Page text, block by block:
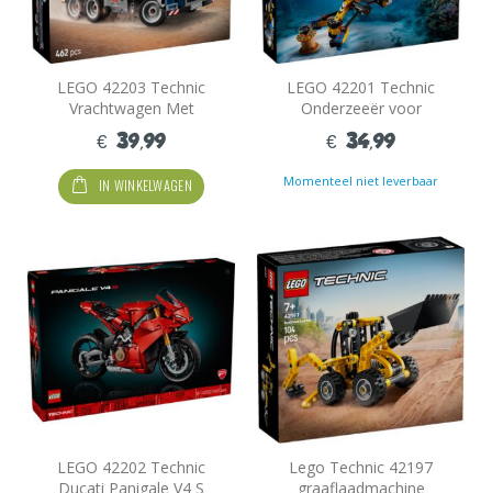
LEGO 42203 Technic
Vrachtwagen Met
Kiepfunctie
€ 39,99
IN WINKELWAGEN
LEGO 42201 Technic
Onderzeeër voor
diepzeeonderzoek
€ 34,99
Momenteel niet leverbaar
LEGO 42202 Technic
Ducati Panigale V4 S
Lego Technic 42197
graaflaadmachine